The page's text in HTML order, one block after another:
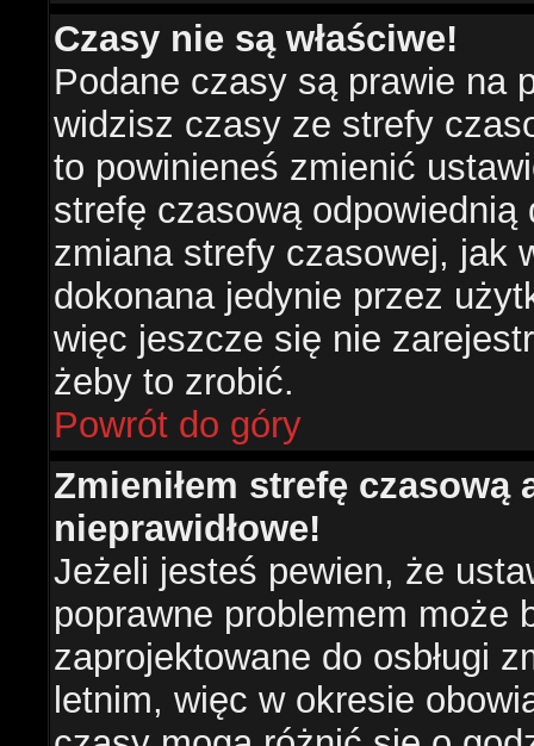
Czasy nie są właściwe!
Podane czasy są prawie na
widzisz czasy ze strefy
to powinieneś zmienić
strefę czasową
zmiana strefy czasowej, jak
dokonana jedynie przez
więc jeszcze się nie
żeby to zrobić.
Powrót do góry
Zmieniłem strefę czasową
nieprawidłowe!
Jeżeli jesteś pewien, że
poprawne problemem może
zaprojektowane do osbługi
letnim, więc w okresie